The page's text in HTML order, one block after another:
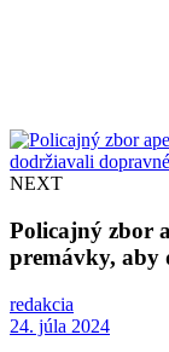
NEXT
Policajný zbor
premávky, aby
redakcia
24. júla 2024